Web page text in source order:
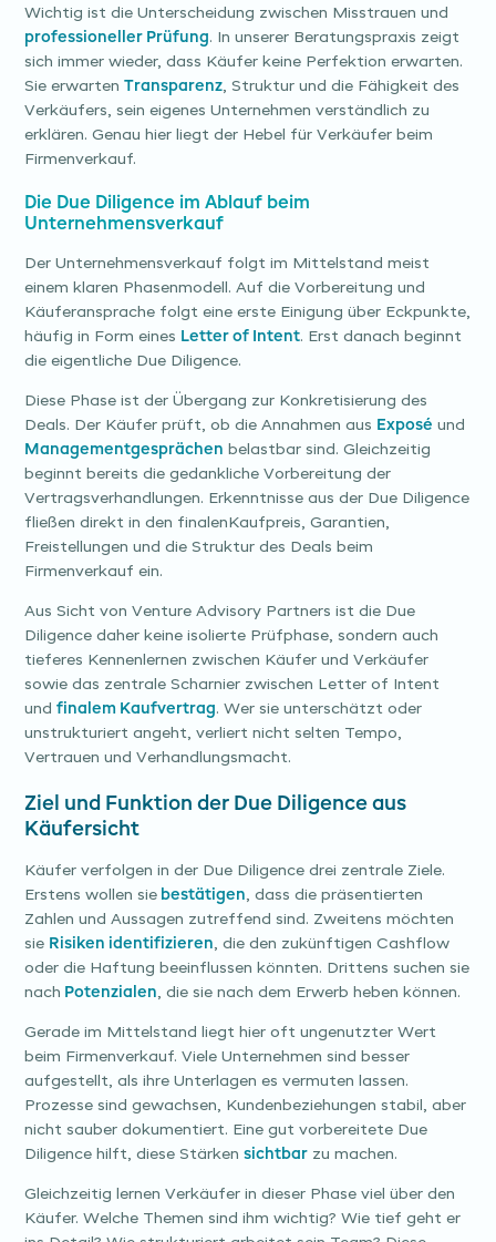
Wichtig ist die Unterscheidung zwischen Misstrauen und
professioneller Prüfung. In unserer Beratungspraxis zeigt
sich immer wieder, dass Käufer keine Perfektion erwarten.
Sie erwartenTransparenz, Struktur und die Fähigkeit des
Verkäufers, sein eigenes Unternehmen verständlich zu
erklären. Genau hier liegt der Hebel für Verkäufer beim
Firmenverkauf.
Die Due Diligence im Ablauf beim
Unternehmensverkauf
Der Unternehmensverkauf folgt im Mittelstand meist
einem klaren Phasenmodell. Auf die Vorbereitung und
Käuferansprache folgt eine erste Einigung über Eckpunkte,
häufig in Form eines Letter of Intent. Erst danach beginnt
die eigentliche Due Diligence.
Diese Phase ist der Übergang zur Konkretisierung des
Deals. Der Käufer prüft, ob die Annahmen aus Exposé und
Managementgesprächen belastbar sind. Gleichzeitig
beginnt bereits die gedankliche Vorbereitung der
Vertragsverhandlungen. Erkenntnisse aus der Due Diligence
fließen direkt in den finalenKaufpreis, Garantien,
Freistellungen und die Struktur des Deals beim
Firmenverkauf ein.
Aus Sicht von Venture Advisory Partners ist die Due
Diligence daher keine isolierte Prüfphase, sondern auch
tieferes Kennenlernen zwischen Käufer und Verkäufer
sowie das zentrale Scharnier zwischen Letter of Intent
undfinalem Kaufvertrag. Wer sie unterschätzt oder
unstrukturiert angeht, verliert nicht selten Tempo,
Vertrauen und Verhandlungsmacht.
Ziel und Funktion der Due Diligence aus
Käufersicht
Käufer verfolgen in der Due Diligence drei zentrale Ziele.
Erstens wollen sie bestätigen, dass die präsentierten
Zahlen und Aussagen zutreffend sind. Zweitens möchten
sie Risiken identifizieren, die den zukünftigen Cashflow
oder die Haftung beeinflussen könnten. Drittens suchen sie
nach Potenzialen, die sie nach dem Erwerb heben können.
Gerade im Mittelstand liegt hier oft ungenutzter Wert
beim Firmenverkauf. Viele Unternehmen sind besser
aufgestellt, als ihre Unterlagen es vermuten lassen.
Prozesse sind gewachsen, Kundenbeziehungen stabil, aber
nicht sauber dokumentiert. Eine gut vorbereitete Due
Diligence hilft, diese Stärkensichtbar zu machen.
Gleichzeitig lernen Verkäufer in dieser Phase viel über den
Käufer. Welche Themen sind ihm wichtig? Wie tief geht er